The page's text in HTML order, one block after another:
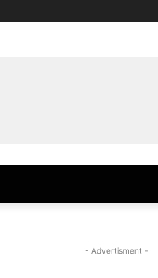
- Advertisment -